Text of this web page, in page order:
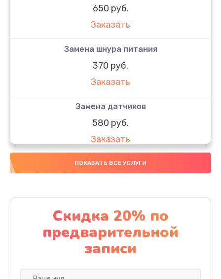
650 руб.
Заказать
Замена шнура питания
370 руб.
Заказать
Замена датчиков
580 руб.
Заказать
Комплексная чистка
Заказать
Замена дисплея (экрана)
2000 руб.
Заказать
ПОКАЗАТЬ ВСЕ УСЛУГИ
Скидка 20% по
предварительной
записи